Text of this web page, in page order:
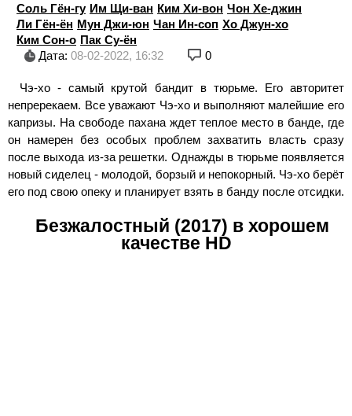
Соль Гён-гу Им Щи-ван Ким Хи-вон Чон Хе-джин
Ли Гён-ён Мун Джи-юн Чан Ин-соп Хо Джун-хо
Ким Сон-о Пак Су-ён
Дата: 08-02-2022, 16:32 0
Чэ-хо - самый крутой бандит в тюрьме. Его авторитет
непререкаем. Все уважают Чэ-хо и выполняют малейшие его
капризы. На свободе пахана ждет теплое место в банде, где
он намерен без особых проблем захватить власть сразу
после выхода из-за решетки. Однажды в тюрьме появляется
новый сиделец - молодой, борзый и непокорный. Чэ-хо берёт
его под свою опеку и планирует взять в банду после отсидки.
Безжалостный (2017) в хорошем
качестве HD